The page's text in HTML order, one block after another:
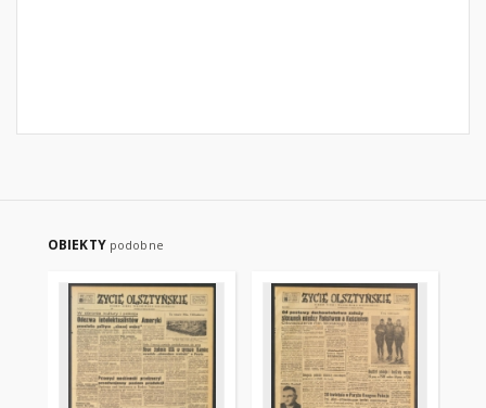
OBIEKTY podobne